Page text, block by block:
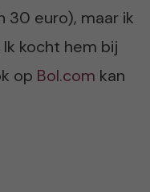
30 euro), maar ik
kocht hem bij
op Bol.com kan